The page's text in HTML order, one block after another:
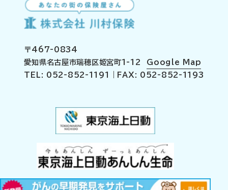
〒467-0834
愛知県名古屋市瑞穂区姫宮町1-12
Google Map
TEL: 052-852-1191｜FAX: 052-852-1193